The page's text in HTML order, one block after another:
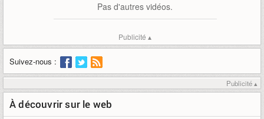
Pas d'autres vidéos.
Publicité ▴
Suivez-nous :
Publicité ▴
À découvrir sur le web